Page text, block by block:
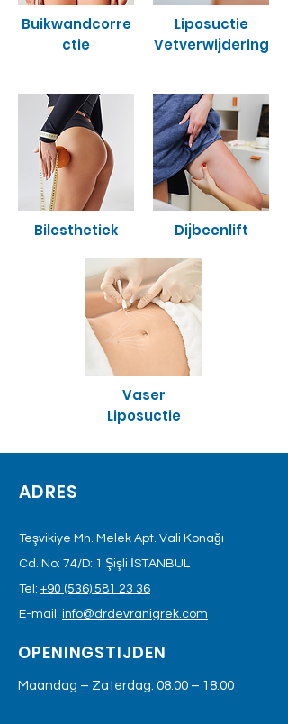
Buikwandcorre
ctie
Liposuctie
Vetverwijdering
Bilesthetiek Dijbeenlift
Vaser
Liposuctie
ADRES
Teşvikiye Mh. Melek Apt. Vali Konağı
Cd. No: 74/D: 1 Şişli İSTANBUL
Tel: +90 (536) 581 23 36
E-mail: info@drdevranigrek.com
OPENINGSTIJDEN
Maandag – Zaterdag: 08:00 – 18:00